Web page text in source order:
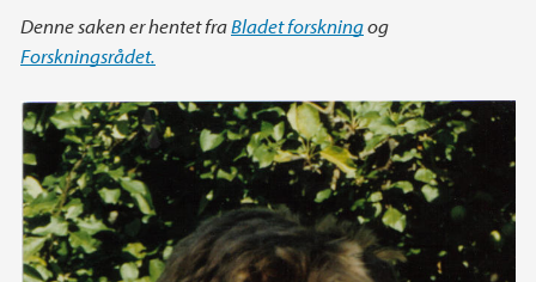
Denne saken er hentet fraBladet forskningog
Forskningsrådet.